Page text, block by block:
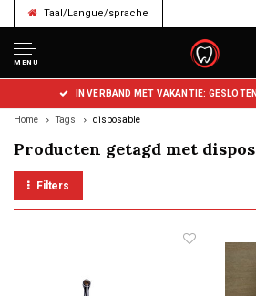
Taal/Langue/sprache
MENU
IN VERBAND MET VAKANTIE:
Home Tags disposable
Producten getagd met
Filters